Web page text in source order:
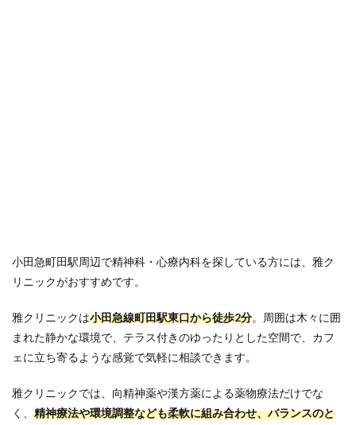
小田急町田駅周辺で精神科・心療内科を探している方には、雅ク
リニックがおすすめです。
雅クリニックは小田急線町田駅東口から徒歩2分。周囲は木々に囲
まれた静かな環境で、テラス付きのゆったりとした空間で、カフ
ェに立ち寄るような感覚で気軽に相談できます。
雅クリニックでは、向精神薬や漢方薬による薬物療法だけでな
く、 精神療法や環境調整なども柔軟に組み合わせ、バランスのと